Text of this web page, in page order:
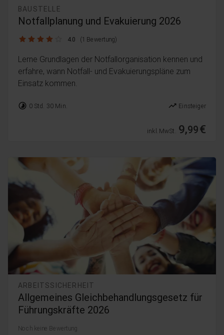
BAUSTELLE
Notfallplanung und Evakuierung 2026
4.0 / 5 4.0 (1 Bewertung)
Lerne Grundlagen der Notfallorganisation kennen und
erfahre, wann Notfall- und Evakuierungspläne zum
Einsatz kommen.
timelapse 0 Std. 30 Min. trending_up Einsteiger
inkl. MwSt. 9,99€
ARBEITSSICHERHEIT
Allgemeines Gleichbehandlungsgesetz für
Führungskräfte 2026
Noch keine Bewertung